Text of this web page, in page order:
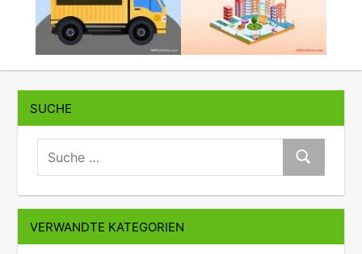
SUCHE
suche:
Suche
VERWANDTE KATEGORIEN